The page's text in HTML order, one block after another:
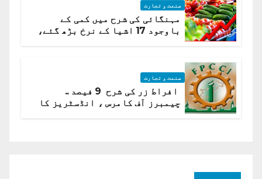
صنعت و تجارت
مہنگائی کی شرح میں کمی کے
باوجود 17 اشیا کے نرخ بڑھ گئے،
صنعت و تجارت
افراط زر کی شرح 9 فیصد ..
چیمبرز آف کامرس ، انڈسٹریز کا